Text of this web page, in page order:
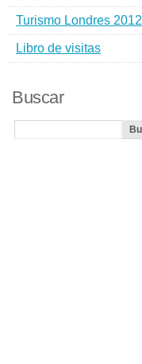
Turismo Londres 2012
Libro de visitas
Buscar